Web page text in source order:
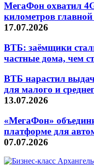
МегаФон охватил
километров
17.07.2026
ВТБ: заёмщики
частные дома, чем
ВТБ нарастил
для малого и
13.07.2026
«МегаФон»
платформе для
07.07.2026